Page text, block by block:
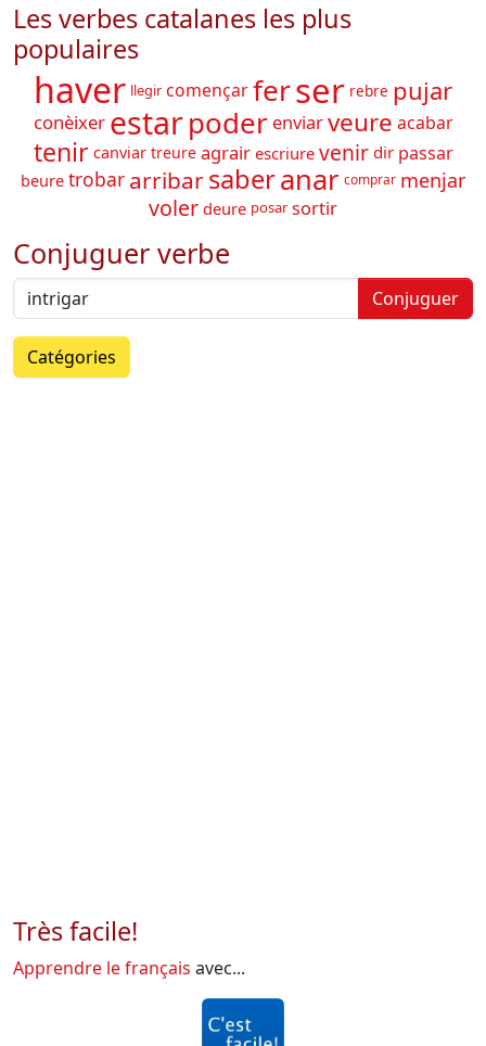
Les verbes catalanes les plus
populaires
haver llegir començarferser rebre pujar
conèixer estarpoder enviarveure acabar
tenir canviar treure agrair escriure venir dir passar
beure trobar arribarsaberanar comprar menjar
voler deure posar sortir
Conjuguer verbe
Conjuguer
Catégories
Très facile!
Apprendre le français avec...